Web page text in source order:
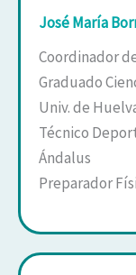
José María
Coordinador
Graduado
Univ. de
Técnico
Ándalus
Preparador